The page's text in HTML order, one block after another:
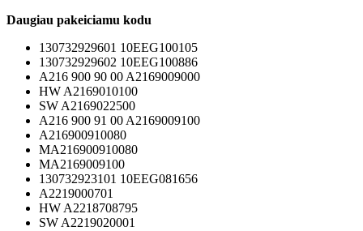
Daugiau pakeiciamu kodu
130732929601 10EEG100105
130732929602 10EEG100886
A216 900 90 00 A2169009000
HW A2169010100
SW A2169022500
A216 900 91 00 A2169009100
A216900910080
MA216900910080
MA2169009100
130732923101 10EEG081656
A2219000701
HW A2218708795
SW A2219020001